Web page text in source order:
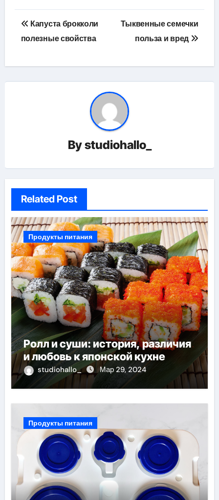
Навигация
по
Капуста брокколи
полезные свойства
Тыквенные семечки
польза и вред
Bystudiohallo_
Related Post
Продукты питания
Ролл и суши: история, различия
и любовь к японской кухне
studiohallo_ Мар 29, 2024
Продукты питания